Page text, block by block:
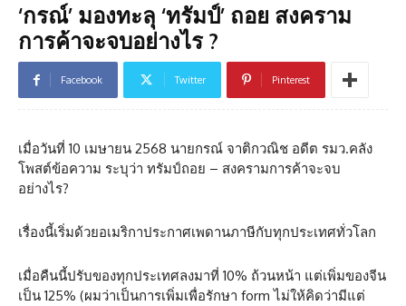
‘กรณ์’ มองทะลุ ‘ทรัมป์’ ถอย สงคราม
การค้าจะจบอย่างไร ?
Facebook Twitter Pinterest
เมื่อวันที่ 10 เมษายน 2568 นายกรณ์ จาติกวณิช อดีต รมว.คลัง
โพสต์ข้อความ ระบุว่า ทรัมป์ถอย – สงครามการค้าจะจบ
อย่างไร?
เรื่องนี้เริ่มด้วยอเมริกาประกาศเพดานภาษีกับทุกประเทศทั่วโลก
เมื่อคืนนี้ปรับของทุกประเทศลงมาที่ 10% ถ้วนหน้า แต่เพิ่มของจีน
เป็น 125% (ผมว่าเป็นการเพิ่มเพื่อรักษา form ไม่ให้คิดว่ามีแต่